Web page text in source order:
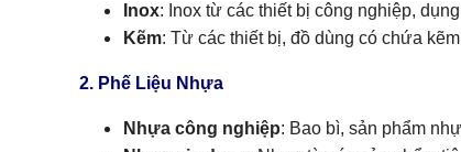
Inox: Inox từ các thiết bị công nghiệp,
Kẽm: Từ các thiết bị, đồ dùng có chứa
2. Phế Liệu Nhựa
Nhựa công nghiệp: Bao bì, sản phẩm